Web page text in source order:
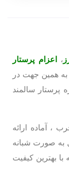
،اعزام پرستار
به همین جهت در
پرستار سالمند
، آماده ارائه
به صورت شبانه
بهترین کیفیت